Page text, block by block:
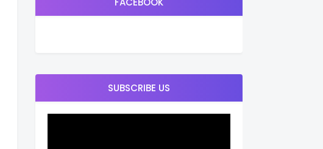
SUBSCRIBE US